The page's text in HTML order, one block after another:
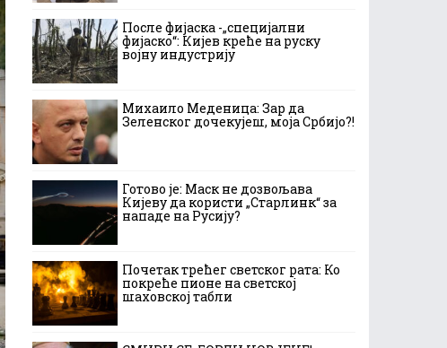
После фијаска -„специјални
фијаско“: Кијев креће на руску
војну индустрију
Михаило Меденица: Зар да
Зеленског дочекујеш, моја Србијо?!
Готово је: Маск не дозвољава
Кијеву да користи „Старлинк“ за
нападе на Русију?
Почетак трећег светског рата: Ко
покреће пионе на светској
шаховској табли